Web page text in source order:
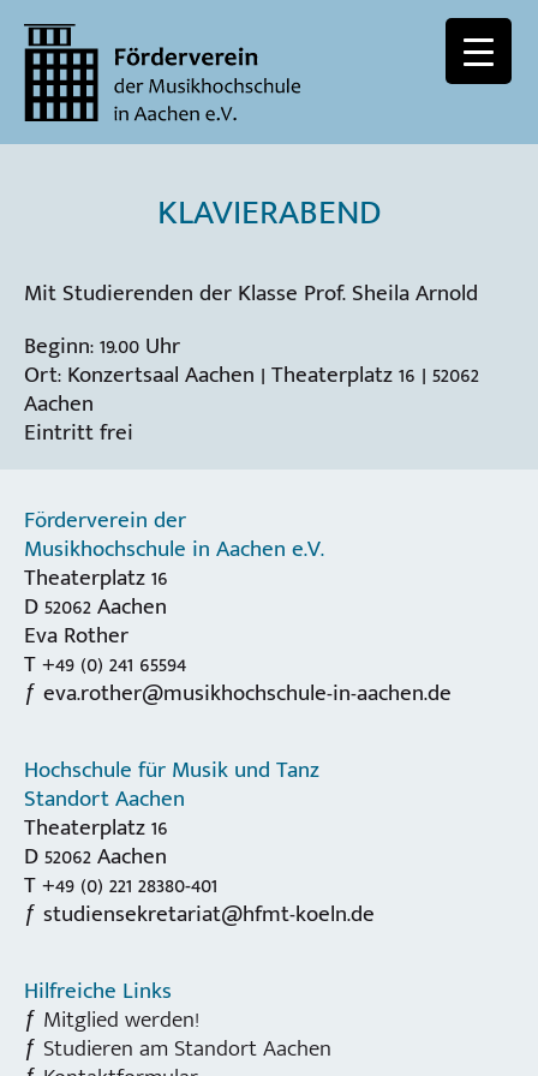
KLAVIERABEND
Mit Studierenden der Klasse Prof. Sheila Arnold
Beginn: 19.00 Uhr
Ort: Konzertsaal Aachen | Theaterplatz 16 | 52062
Aachen
Eintritt frei
Förderverein der
Musikhochschule in Aachen e.V.
Theaterplatz 16
D 52062 Aachen
Eva Rother
T +49 (0) 241 65594
eva.rother@musikhochschule-in-aachen.de
Hochschule für Musik und Tanz
Standort Aachen
Theaterplatz 16
D 52062 Aachen
T +49 (0) 221 28380-401
studiensekretariat@hfmt-koeln.de
Hilfreiche Links
Mitglied werden!
Studieren am Standort Aachen